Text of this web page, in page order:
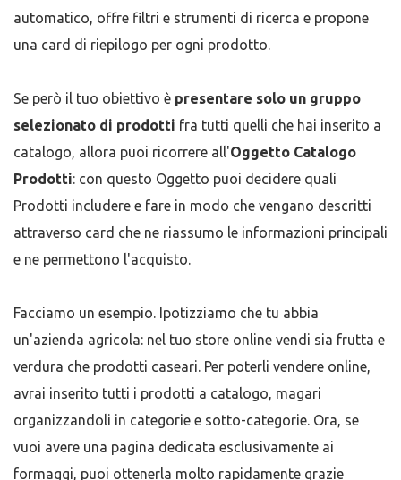
automatico, offre filtri e strumenti di ricerca e propone
una card di riepilogo per ogni prodotto.
Se però il tuo obiettivo è presentare solo un gruppo
selezionato di prodotti fra tutti quelli che hai inserito a
catalogo, allora puoi ricorrere all'Oggetto Catalogo
Prodotti: con questo Oggetto puoi decidere quali
Prodotti includere e fare in modo che vengano descritti
attraverso card che ne riassumo le informazioni principali
e ne permettono l'acquisto.
Facciamo un esempio. Ipotizziamo che tu abbia
un'azienda agricola: nel tuo store online vendi sia frutta e
verdura che prodotti caseari. Per poterli vendere online,
avrai inserito tutti i prodotti a catalogo, magari
organizzandoli in categorie e sotto-categorie. Ora, se
vuoi avere una pagina dedicata esclusivamente ai
formaggi, puoi ottenerla molto rapidamente grazie